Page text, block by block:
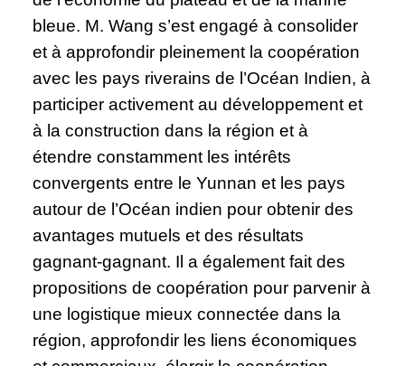
bleue. M. Wang s’est engagé à consolider
et à approfondir pleinement la coopération
avec les pays riverains de l’Océan Indien, à
participer activement au développement et
à la construction dans la région et à
étendre constamment les intérêts
convergents entre le Yunnan et les pays
autour de l’Océan indien pour obtenir des
avantages mutuels et des résultats
gagnant-gagnant. Il a également fait des
propositions de coopération pour parvenir à
une logistique mieux connectée dans la
région, approfondir les liens économiques